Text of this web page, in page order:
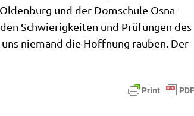
und der Dom­schu­le Osna­
Schwie­rig­kei­ten und Prü­fun­gen des
nie­mand die Hoff­nung rau­ben. Der